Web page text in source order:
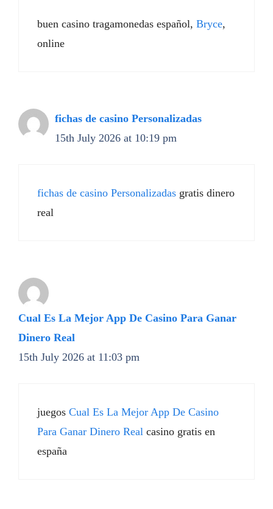
buen casino tragamonedas español, Bryce,
online
fichas de casino Personalizadas
15th July 2026 at 10:19 pm
fichas de casino Personalizadas gratis dinero
real
Cual Es La Mejor App De Casino Para Ganar
Dinero Real
15th July 2026 at 11:03 pm
juegos Cual Es La Mejor App De Casino
Para Ganar Dinero Real casino gratis en
españa